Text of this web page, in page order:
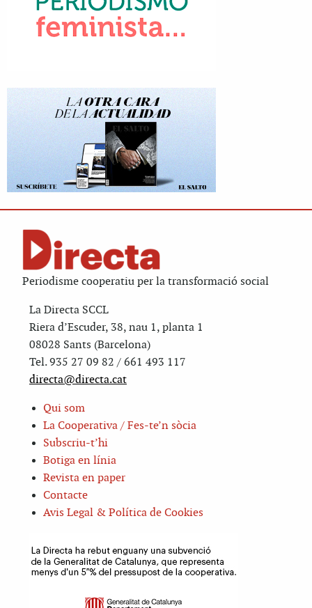
Periodisme cooperatiu per la transformació social
La Directa SCCL
Riera d’Escuder, 38, nau 1, planta 1
08028 Sants (Barcelona)
Tel. 935 27 09 82 / 661 493 117
directa@directa.cat
Qui som
La Cooperativa / Fes-te’n sòcia
Subscriu-t’hi
Botiga en línia
Revista en paper
Contacte
Avis Legal & Política de Cookies